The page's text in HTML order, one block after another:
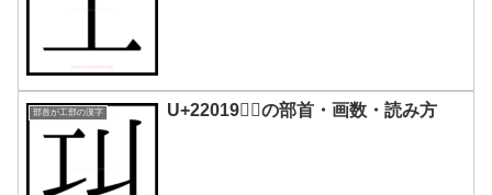
部首が工部の漢字 U+22019｜𢀙の部首・画数・読み方